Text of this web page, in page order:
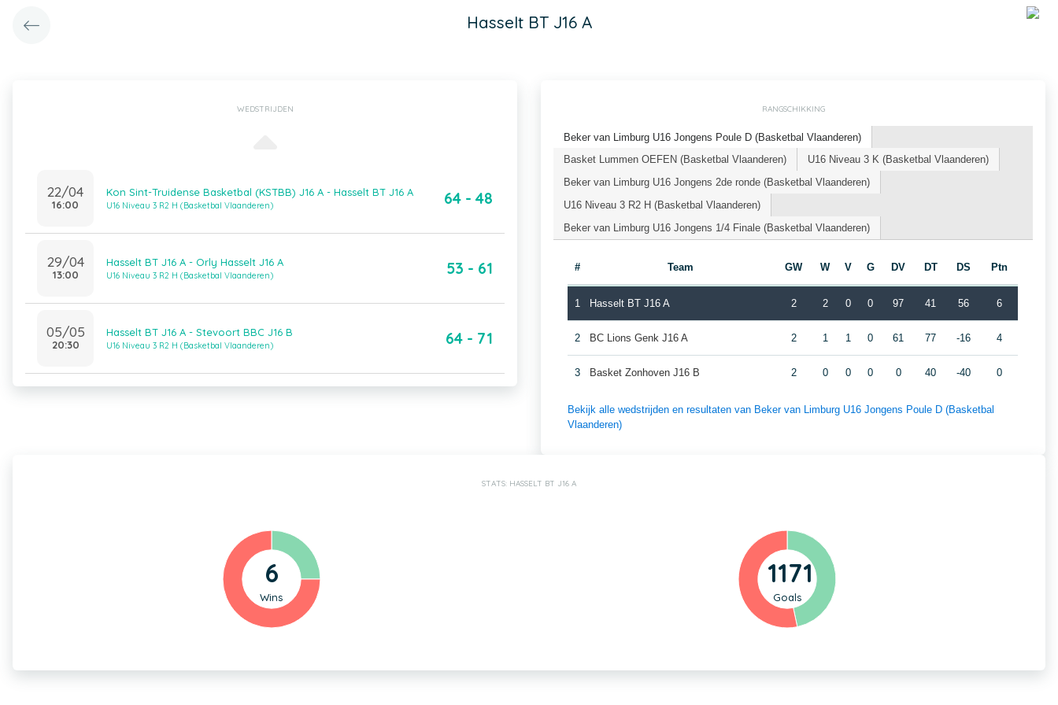
Hasselt BT J16 A
WEDSTRIJDEN
22/04
16:00
Kon Sint-Truidense Basketbal (KSTBB) J16 A - Hasselt BT J16 A
U16 Niveau 3 R2 H (Basketbal Vlaanderen) 64 - 48
29/04
13:00
Hasselt BT J16 A - Orly Hasselt J16 A
U16 Niveau 3 R2 H (Basketbal Vlaanderen) 53 - 61
05/05
20:30
Hasselt BT J16 A - Stevoort BBC J16 B
U16 Niveau 3 R2 H (Basketbal Vlaanderen) 64 - 71
RANGSCHIKKING
Beker van Limburg U16 Jongens Poule D (Basketbal Vlaanderen)
Basket Lummen OEFEN (Basketbal Vlaanderen)
U16 Niveau 3 K (Basketbal Vlaanderen)
Beker van Limburg U16 Jongens 2de ronde (Basketbal Vlaanderen)
U16 Niveau 3 R2 H (Basketbal Vlaanderen)
Beker van Limburg U16 Jongens 1/4 Finale (Basketbal Vlaanderen)
# Team GW W V G DV DT DS Ptn
1 Hasselt BT J16 A 2 2 0 0 97 41 56 6
2 BC Lions Genk J16 A 2 1 1 0 61 77 -16 4
3 Basket Zonhoven J16 B 2 0 0 0 0 40 -40 0
Bekijk alle wedstrijden en resultaten van Beker van Limburg U16 Jongens Poule D (Basketbal
Vlaanderen)
STATS: HASSELT BT J16 A
6
Wins
1171
Goals